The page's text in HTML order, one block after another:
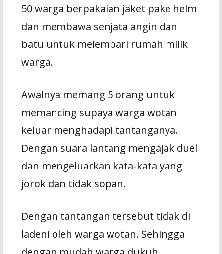
50 warga berpakaian jaket pake helm
dan membawa senjata angin dan
batu untuk melempari rumah milik
warga.
Awalnya memang 5 orang untuk
memancing supaya warga wotan
keluar menghadapi tantanganya.
Dengan suara lantang mengajak duel
dan mengeluarkan kata-kata yang
jorok dan tidak sopan.
Dengan tantangan tersebut tidak di
ladeni oleh warga wotan. Sehingga